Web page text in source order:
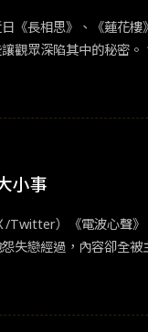
《長相思》、《蓮花
網友的評論會像「跑馬燈」一樣即時在畫面上出現，
追劇時，可以看到
小事
Twitter）《電波心聲
失戀經過，內容卻全
ジオ局）為故事舞台
步開創新局，是日本